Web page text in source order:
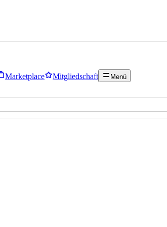
Marketplace Mitgliedschaft Menü